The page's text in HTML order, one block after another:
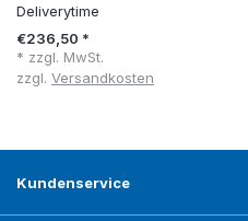
Deliverytime
€236,50 *
* zzgl. MwSt.
zzgl. Versandkosten
Kundenservice